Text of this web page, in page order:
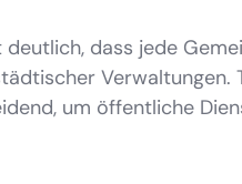
dass jede
um öffentliche